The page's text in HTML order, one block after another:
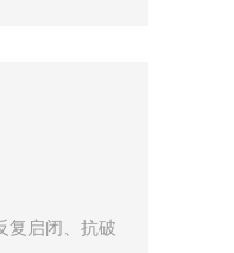
复启闭、抗破